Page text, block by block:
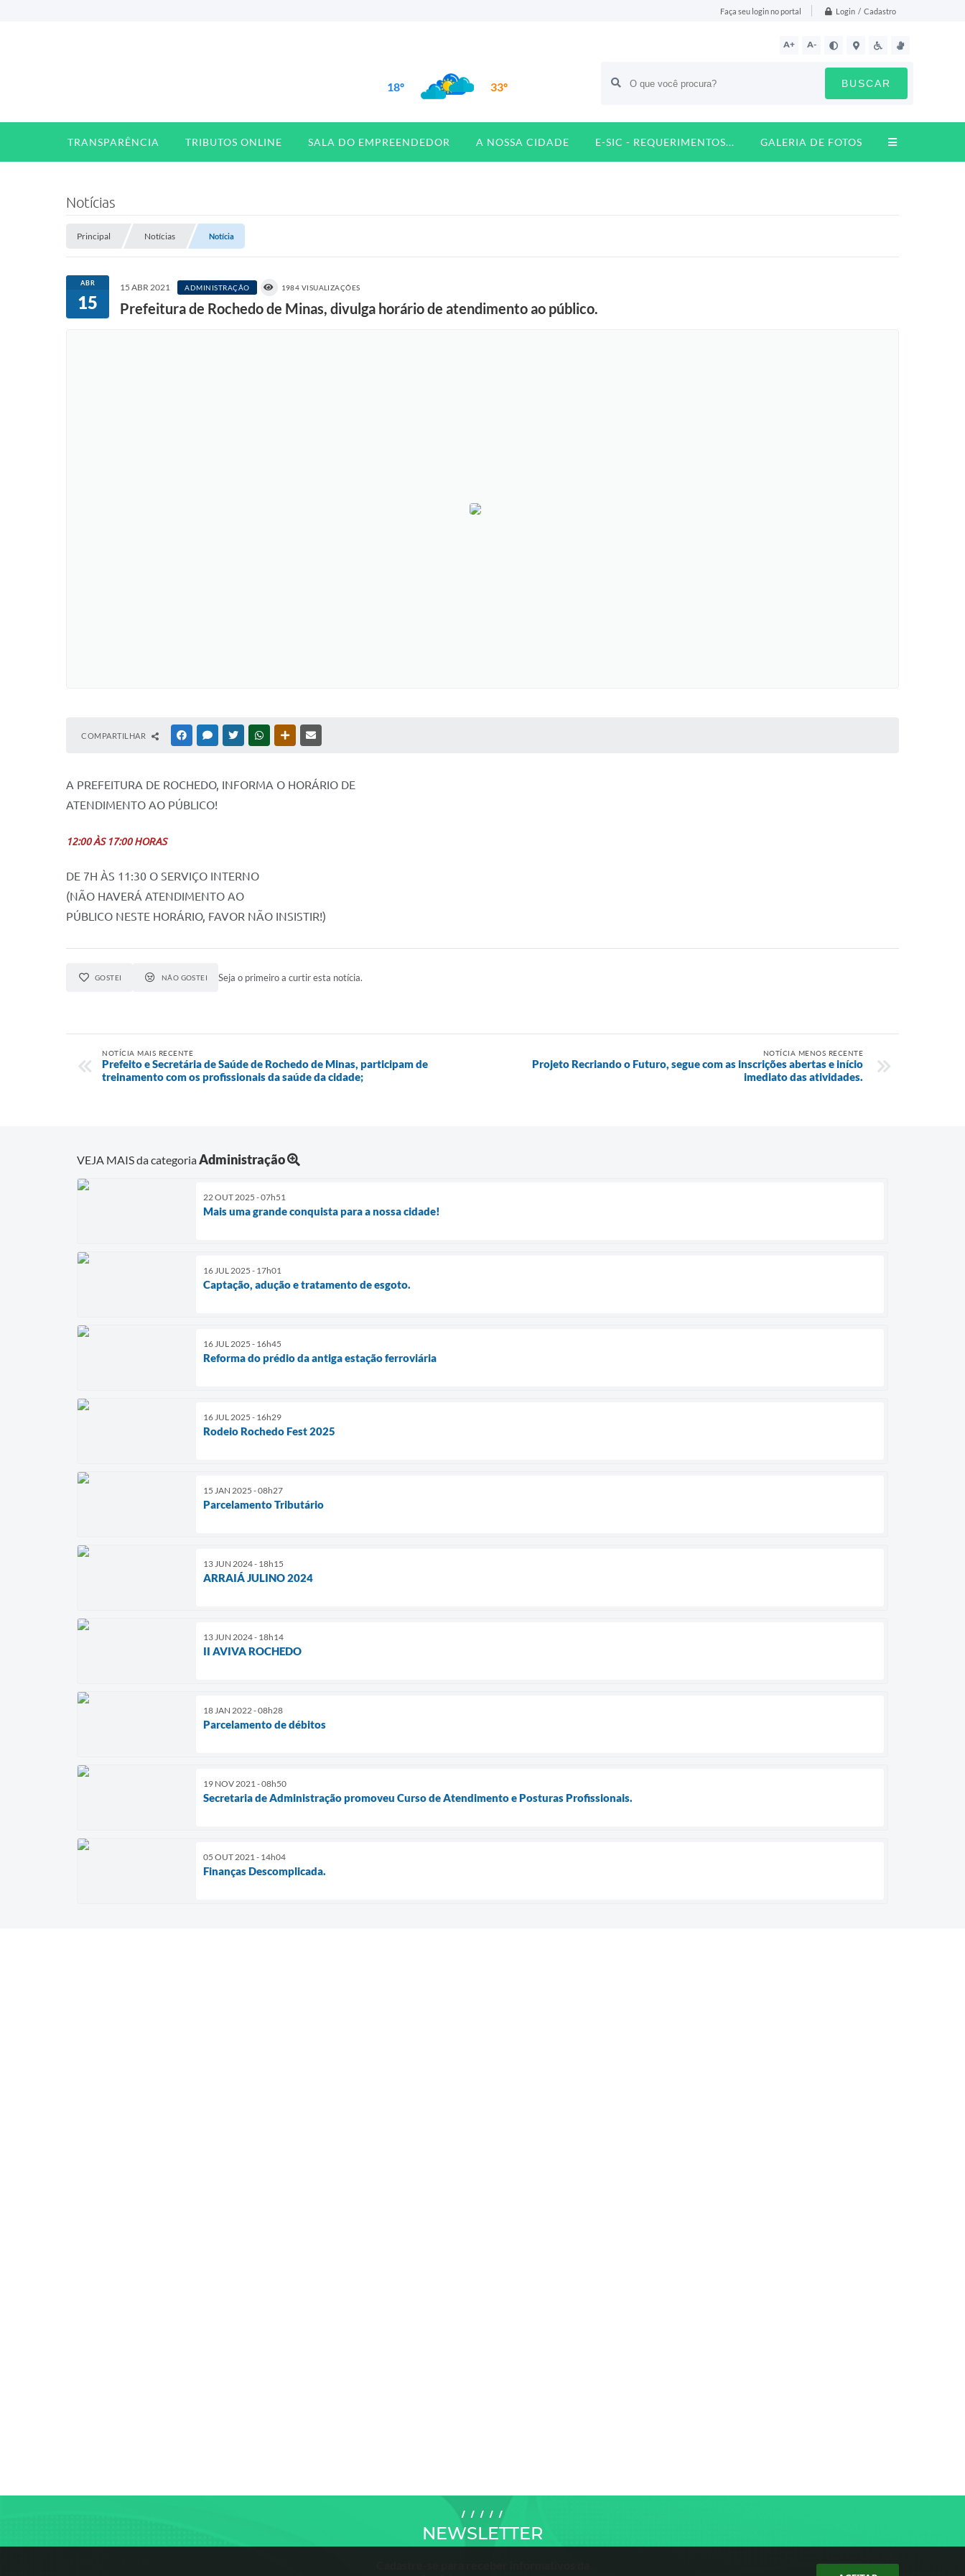
Faça seu login no portal Login / Cadastro
A+ A-
BUSCAR
18º 33º
TRANSPARÊNCIA TRIBUTOS ONLINE SALA DO EMPREENDEDOR A NOSSA CIDADE E-SIC - REQUERIMENTOS... GALERIA DE FOTOS
Notícias
Principal Notícias Notícia
ABR
15
15 ABR 2021 ADMINISTRAÇÃO 1984 VISUALIZAÇÕES
Prefeitura de Rochedo de Minas, divulga horário de atendimento ao público.
COMPARTILHAR FACEBOOKMESSENGER
TWITTERWHATSAPPOUTRAS MÍDIAS
A PREFEITURA DE ROCHEDO, INFORMA O HORÁRIO DE
ATENDIMENTO AO PÚBLICO!
12:00 ÀS 17:00 HORAS
DE 7H ÀS 11:30 O SERVIÇO INTERNO
(NÃO HAVERÁ ATENDIMENTO AO
PÚBLICO NESTE HORÁRIO, FAVOR NÃO INSISTIR!)
GOSTEI NÃO GOSTEI Seja o primeiro a curtir esta notícia.
NOTÍCIA MAIS RECENTE
Prefeito e Secretária de Saúde de Rochedo de Minas, participam de
treinamento com os profissionais da saúde da cidade;
NOTÍCIA MENOS RECENTE
Projeto Recriando o Futuro, segue com as inscrições abertas e início
imediato das atividades.
VEJA MAIS da categoriaAdministração
22 OUT 2025 - 07h51
Mais uma grande conquista para a nossa cidade!
16 JUL 2025 - 17h01
Captação, adução e tratamento de esgoto.
16 JUL 2025 - 16h45
Reforma do prédio da antiga estação ferroviária
16 JUL 2025 - 16h29
Rodeio Rochedo Fest 2025
15 JAN 2025 - 08h27
Parcelamento Tributário
13 JUN 2024 - 18h15
ARRAIÁ JULINO 2024
13 JUN 2024 - 18h14
II AVIVA ROCHEDO
18 JAN 2022 - 08h28
Parcelamento de débitos
19 NOV 2021 - 08h50
Secretaria de Administração promoveu Curso de Atendimento e Posturas Profissionais.
05 OUT 2021 - 14h04
Finanças Descomplicada.
NEWSLETTER